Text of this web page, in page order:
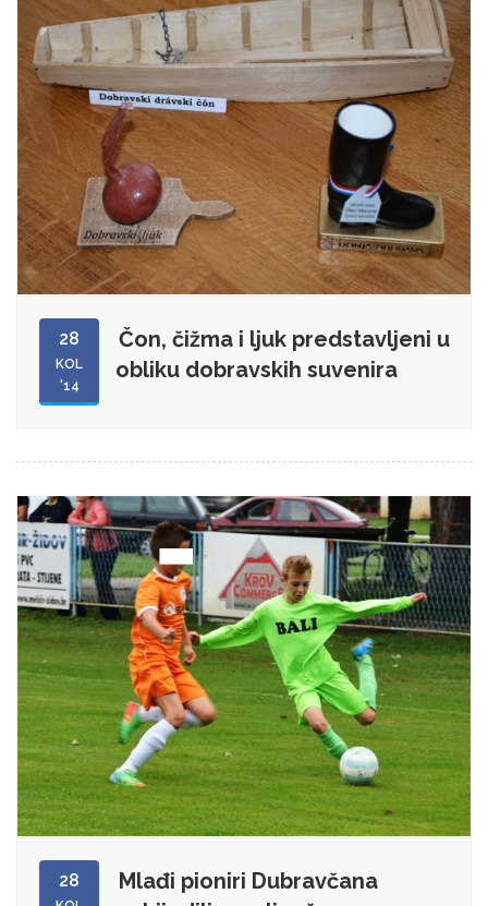
28
KOL
'14
Čon, čižma i ljuk predstavljeni u
obliku dobravskih suvenira
28
Mlađi pioniri Dubravčana